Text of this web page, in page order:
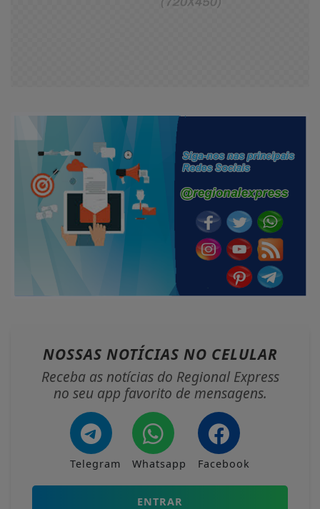
NOSSAS NOTÍCIAS NO CELULAR
Receba as notícias do Regional Express
no seu app favorito de mensagens.
Telegram Whatsapp Facebook
ENTRAR